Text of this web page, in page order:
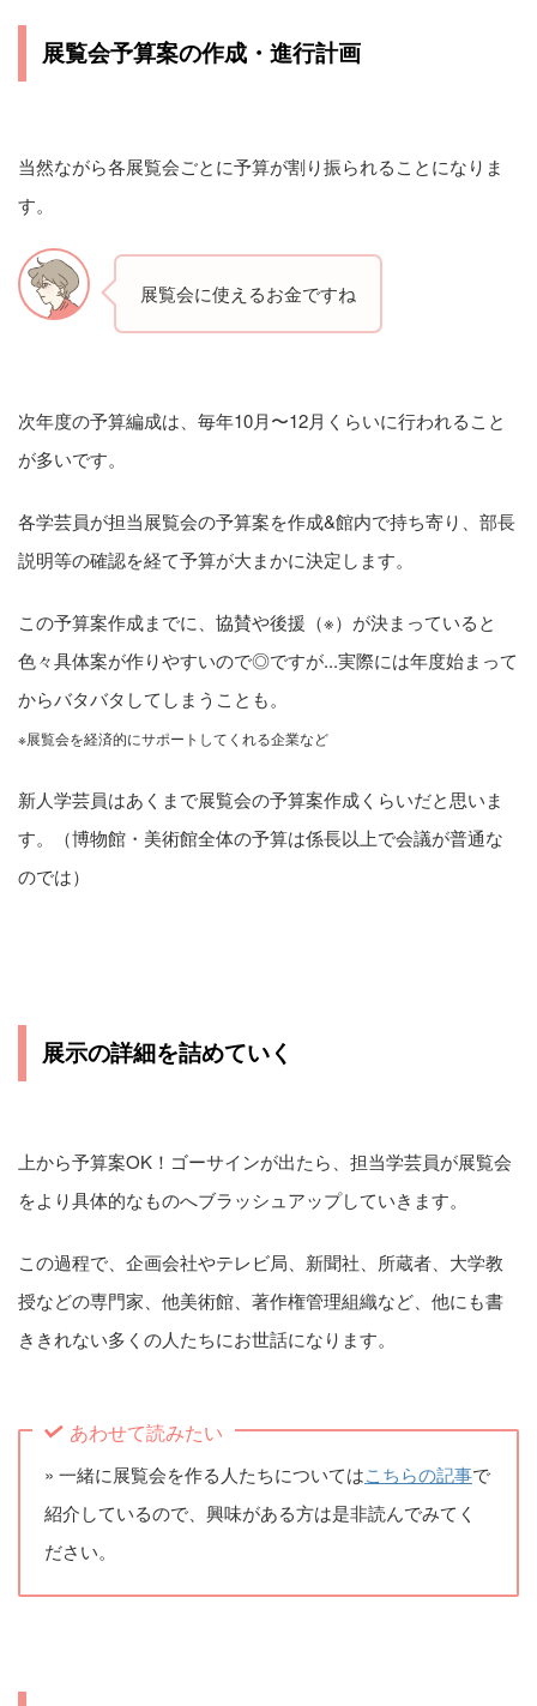
展覧会予算案の作成・進行計画
当然ながら各展覧会ごとに予算が割り振られることになりま
す。
展覧会に使えるお金ですね
次年度の予算編成は、毎年10月〜12月くらいに行われること
が多いです。
各学芸員が担当展覧会の予算案を作成&館内で持ち寄り、部長
説明等の確認を経て予算が大まかに決定します。
この予算案作成までに、協賛や後援（※）が決まっていると
色々具体案が作りやすいので◎ですが...実際には年度始まって
からバタバタしてしまうことも。
※展覧会を経済的にサポートしてくれる企業など
新人学芸員はあくまで展覧会の予算案作成くらいだと思いま
す。（博物館・美術館全体の予算は係長以上で会議が普通な
のでは）
展示の詳細を詰めていく
上から予算案OK！ゴーサインが出たら、担当学芸員が展覧会
をより具体的なものへブラッシュアップしていきます。
この過程で、企画会社やテレビ局、新聞社、所蔵者、大学教
授などの専門家、他美術館、著作権管理組織など、他にも書
ききれない多くの人たちにお世話になります。
あわせて読みたい
» 一緒に展覧会を作る人たちについてはこちらの記事で
紹介しているので、興味がある方は是非読んでみてく
ださい。